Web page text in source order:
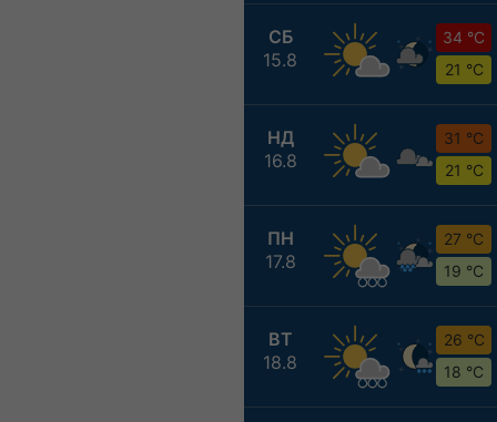
СБ
15.8
34 °C
21 °C
НД
16.8
31 °C
21 °C
ПН
17.8
27 °C
19 °C
ВТ
18.8
26 °C
18 °C